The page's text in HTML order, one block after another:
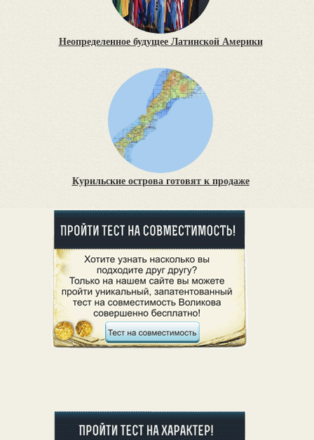
Неопределенное будущее Латинской Америки
Курильские острова готовят к продаже